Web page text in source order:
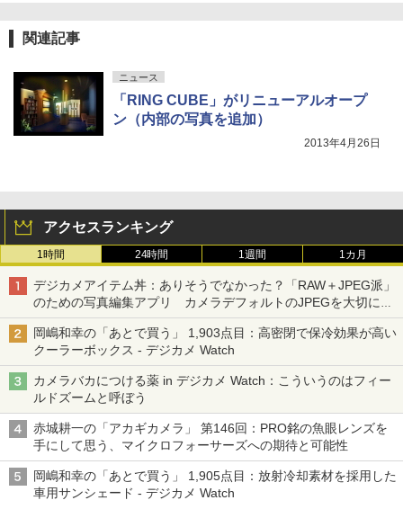
関連記事
ニュース
「RING CUBE」がリニューアルオープ
ン（内部の写真を追加）
2013年4月26日
アクセスランキング
1時間 24時間 1週間 1カ月
デジカメアイテム丼：ありそうでなかった？「RAW＋JPEG派」
のための写真編集アプリ カメラデフォルトのJPEGを大切にす
る「Filmator」
岡嶋和幸の「あとで買う」 1,903点目：高密閉で保冷効果が高い
クーラーボックス - デジカメ Watch
カメラバカにつける薬 in デジカメ Watch：こういうのはフィー
ルドズームと呼ぼう
赤城耕一の「アカギカメラ」 第146回：PRO銘の魚眼レンズを
手にして思う、マイクロフォーサーズへの期待と可能性
岡嶋和幸の「あとで買う」 1,905点目：放射冷却素材を採用した
車用サンシェード - デジカメ Watch